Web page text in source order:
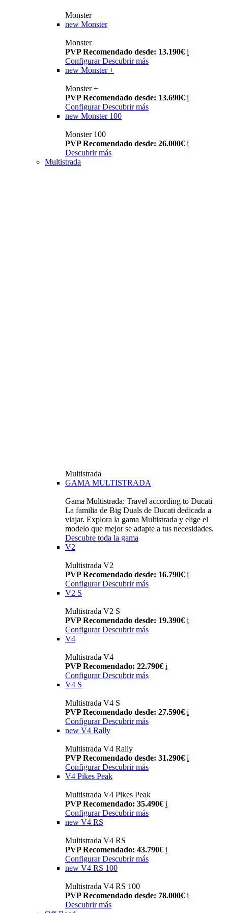
Monster
new Monster
Monster
PVP Recomendado desde: 13.190€ i
Configurar Descubrir más
new Monster +
Monster +
PVP Recomendado desde: 13.690€ i
Configurar Descubrir más
new Monster 100
Monster 100
PVP Recomendado desde: 26.000€ i
Descubrir más
Multistrada
Multistrada
GAMA MULTISTRADA
Gama Multistrada: Travel according to Ducati
La familia de Big Duals de Ducati dedicada a
viajar. Explora la gama Multistrada y elige el
modelo que mejor se adapte a tus necesidades.
Descubre toda la gama
V2
Multistrada V2
PVP Recomendado desde: 16.790€ i
Configurar Descubrir más
V2 S
Multistrada V2 S
PVP Recomendado desde: 19.390€ i
Configurar Descubrir más
V4
Multistrada V4
PVP Recomendado: 22.790€ i
Configurar Descubrir más
V4 S
Multistrada V4 S
PVP Recomendado desde: 27.590€ i
Configurar Descubrir más
new V4 Rally
Multistrada V4 Rally
PVP Recomendado desde: 31.290€ i
Configurar Descubrir más
V4 Pikes Peak
Multistrada V4 Pikes Peak
PVP Recomendado: 35.490€ i
Configurar Descubrir más
new V4 RS
Multistrada V4 RS
PVP Recomendado: 43.790€ i
ConfigurarDescubrir más
new V4 RS 100
Multistrada V4 RS 100
PVP Recomendado desde: 78.000€ i
Descubrir más